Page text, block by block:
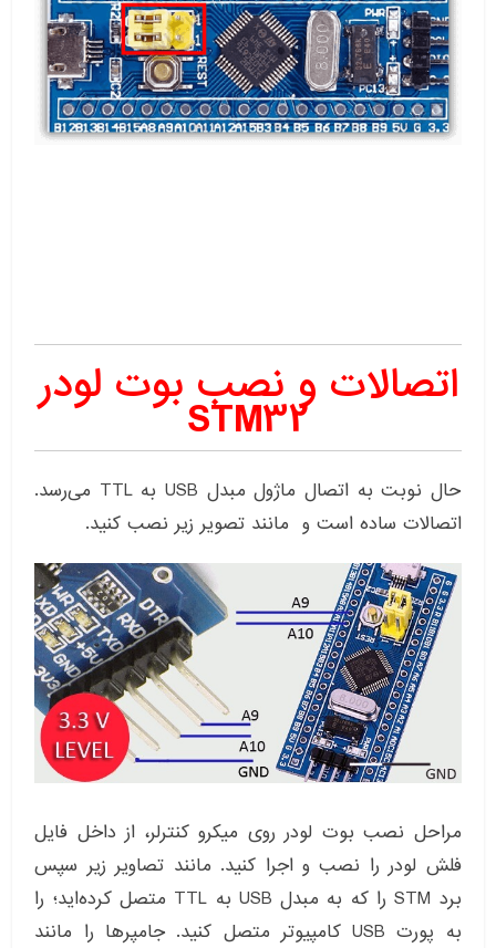
اتصالات و نصب بوت لودر
STM32
حال نوبت به اتصال ماژول مبدل USB به TTL می‌رسد.
اتصالات ساده است و مانند تصویر زیر نصب کنید.
مراحل نصب بوت لودر روی میکرو کنترلر، از داخل فایل
فلش لودر را نصب و اجرا کنید. مانند تصاویر زیر سپس
برد STM را که به مبدل USB به TTL متصل کرده‌اید؛ را
به پورت USB کامپیوتر متصل کنید. جامپرها را مانند